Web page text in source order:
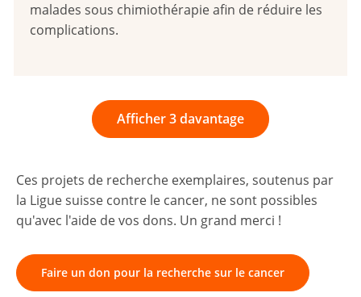
malades sous chimiothérapie afin de réduire les
complications.
Afficher 3 davantage
Ces projets de recherche exemplaires, soutenus par
la Ligue suisse contre le cancer, ne sont possibles
qu'avec l'aide de vos dons. Un grand merci !
Faire un don pour la recherche sur le cancer